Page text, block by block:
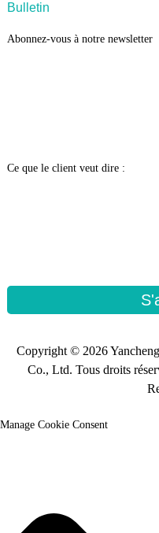
Bulletin
Abonnez-vous à notre newsletter
Ce que le client veut dire :
Copyright © 2026
Co., Ltd. Tous droits
Manage Cookie Consent